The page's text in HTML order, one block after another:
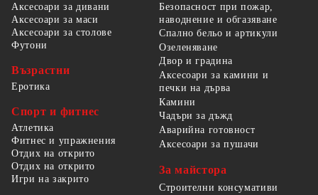
Аксесоари за дивани
Аксесоари за маси
Аксесоари за столове
Футони
Възрастни
Еротика
Спорт и фитнес
Атлетика
Фитнес и упражнения
Отдих на открито
Отдих на открито
Игри на закрито
Безопасност при пожар,
наводнение и обгазяване
Спално бельо и артикули
Озеленяване
Двор и градина
Аксесоари за камини и
печки на дърва
Камини
Чадъри за дъжд
Аварийна готовност
Аксесоари за пушачи
За майстора
Строителни консумативи